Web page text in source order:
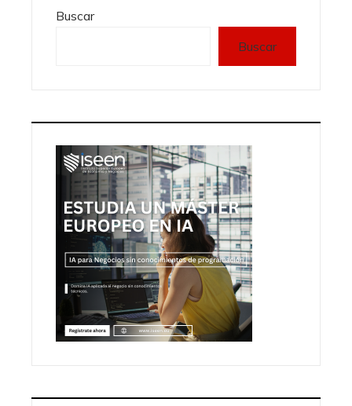
Buscar
Buscar